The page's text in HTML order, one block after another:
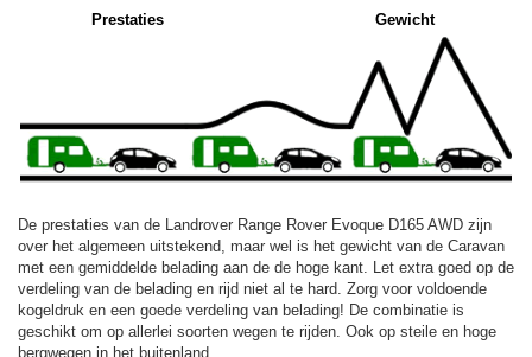
Prestaties Gewicht
De prestaties van de Landrover Range Rover Evoque D165 AWD zijn
over het algemeen uitstekend, maar wel is het gewicht van de Caravan
met een gemiddelde belading aan de de hoge kant. Let extra goed op de
verdeling van de belading en rijd niet al te hard. Zorg voor voldoende
kogeldruk en een goede verdeling van belading! De combinatie is
geschikt om op allerlei soorten wegen te rijden. Ook op steile en hoge
bergwegen in het buitenland.